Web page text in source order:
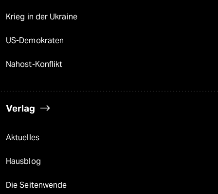
Krieg in der Ukraine
US-Demokraten
Nahost-Konflikt
Verlag
Aktuelles
Hausblog
Die Seitenwende